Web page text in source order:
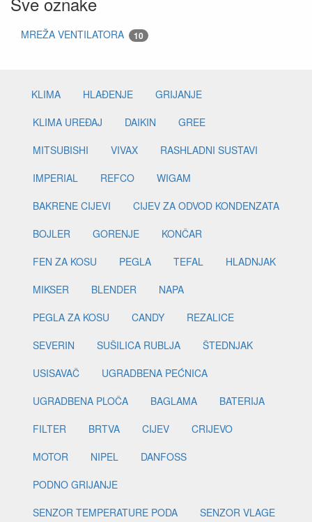
MREŽA VENTILATORA 10
KLIMA HLAĐENJE
GRIJANJE
KLIMA UREĐAJ
DAIKIN
GREE
MITSUBISHI
VIVAX
RASHLADNI SUSTAVI
IMPERIAL
REFCO
WIGAM
BAKRENE CIJEVI
CIJEV ZA ODVOD KONDENZATA
BOJLER
GORENJE
KONČAR
FEN ZA KOSU
PEGLA TEFAL
HLADNJAK
MIKSER
BLENDER
NAPA
PEGLA ZA KOSU
CANDY
REZALICE
SEVERIN
SUŠILICA RUBLJA
ŠTEDNJAK
USISAVAČ
UGRADBENA PEĆNICA
UGRADBENA PLOČA
BAGLAMA
BATERIJA
FILTER
BRTVA CIJEV
CRIJEVO
MOTOR
NIPEL
DANFOSS
PODNO GRIJANJE
SENZOR TEMPERATURE PODA
SENZOR VLAGE